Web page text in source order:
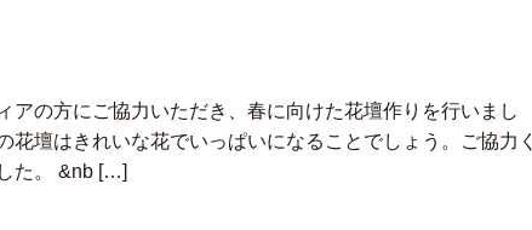
アの方にご協力いただき、春に向けた花壇作りを行いまし
花壇はきれいな花でいっぱいになることでしょう。ご協力く
た。 &nb […]